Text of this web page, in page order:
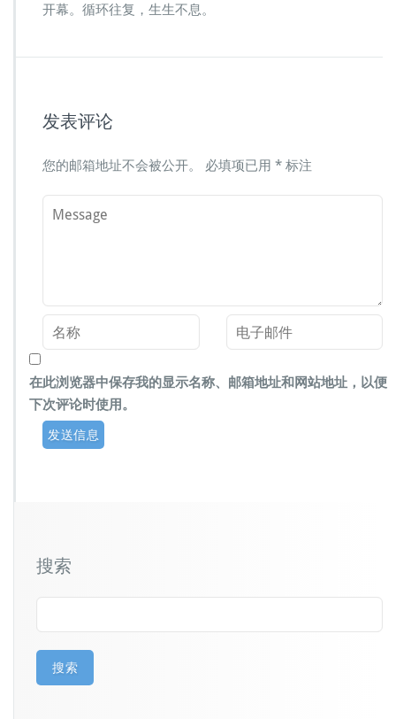
开幕。循环往复，生生不息。
发表评论
您的邮箱地址不会被公开。 必填项已用 * 标注
在此浏览器中保存我的显示名称、邮箱地址和网站地址，以便
下次评论时使用。
搜索
搜索